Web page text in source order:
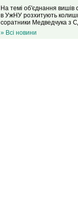
На темі об'єднання вишів
в УжНУ розхитують
соратники Медведчука з
» Всі новини